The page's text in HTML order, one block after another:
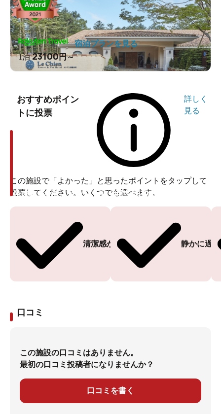
1泊23100円～
宿泊プランを見る
おすすめポイン
トに投票
詳しく
見る
この施設で「よかった」と思ったポイントをタップして
投票してください。いくつでも選べます。
清潔感がある
投票ありがとうございます
静かに過
投票ありがとうございます
口コミ
この施設の口コミはありません。
最初の口コミ投稿者になりませんか？
口コミを書く